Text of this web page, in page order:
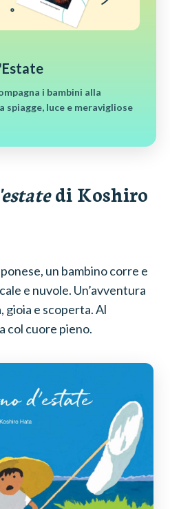
i bambini alla
luce e meravigliose
di Koshiro
un bambino corre e
e nuvole. Un’avventura
gioia e scoperta. Al
col cuore pieno.